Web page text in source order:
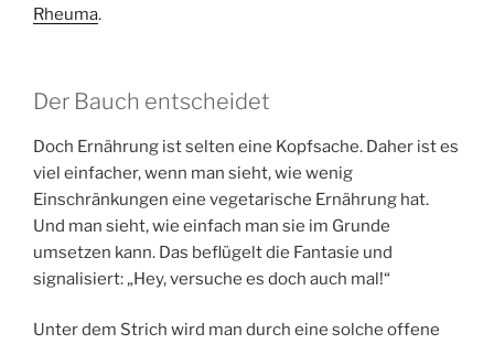
Rheuma.
Der Bauch entscheidet
Doch Ernährung ist selten eine Kopfsache. Daher ist es
viel einfacher, wenn man sieht, wie wenig
Einschränkungen eine vegetarische Ernährung hat.
Und man sieht, wie einfach man sie im Grunde
umsetzen kann. Das beflügelt die Fantasie und
signalisiert: „Hey, versuche es doch auch mal!“
Unter dem Strich wird man durch eine solche offene